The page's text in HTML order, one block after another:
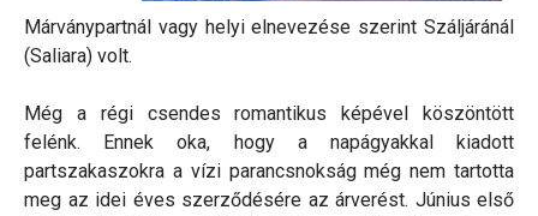
Márványpartnál vagy helyi elnevezése szerint Száljáránál
(Saliara) volt.
Még a régi csendes romantikus képével köszöntött
felénk. Ennek oka, hogy a napágyakkal kiadott
partszakaszokra a vízi parancsnokság még nem tartotta
meg az idei éves szerződésére az árverést. Június első